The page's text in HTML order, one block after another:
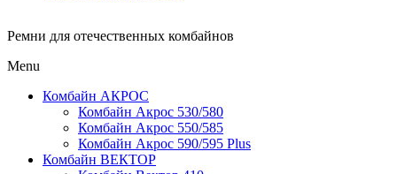
Ремни для отечественных комбайнов
Menu
Комбайн АКРОС
Комбайн Акрос 530/580
Комбайн Акрос 550/585
Комбайн Акрос 590/595 Plus
Комбайн ВЕКТОР